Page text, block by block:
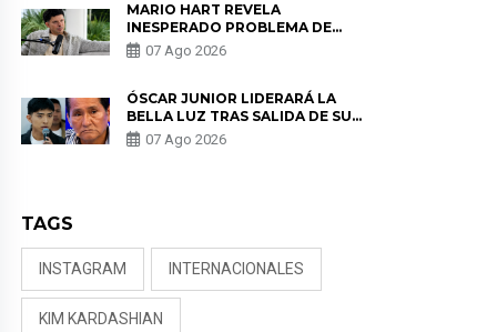
MARIO HART REVELA
INESPERADO PROBLEMA DE
SALUD ANTES DE SEPARARSE DE
KORINA: “ME ENCONTRARON UN
07 Ago 2026
ÓSCAR JUNIOR LIDERARÁ LA
BELLA LUZ TRAS SALIDA DE SU
PADRE POR POLÉMICA CON
NALDY SALDAÑA
07 Ago 2026
TAGS
INSTAGRAM INTERNACIONALES
KIM KARDASHIAN